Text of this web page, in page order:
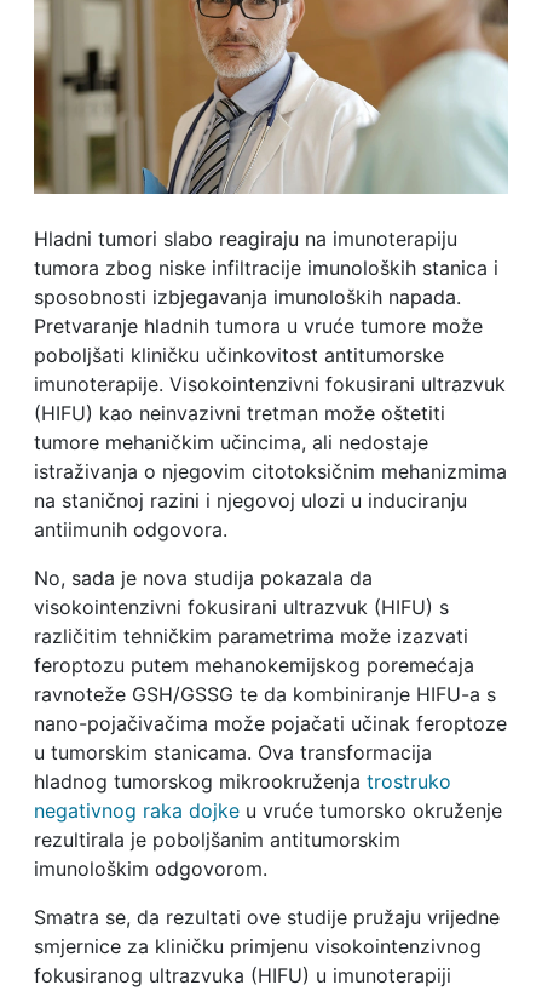
Hladni tumori slabo reagiraju na imunoterapiju
tumora zbog niske infiltracije imunoloških stanica i
sposobnosti izbjegavanja imunoloških napada.
Pretvaranje hladnih tumora u vruće tumore može
poboljšati kliničku učinkovitost antitumorske
imunoterapije. Visokointenzivni fokusirani ultrazvuk
(HIFU) kao neinvazivni tretman može oštetiti
tumore mehaničkim učincima, ali nedostaje
istraživanja o njegovim citotoksičnim mehanizmima
na staničnoj razini i njegovoj ulozi u induciranju
antiimunih odgovora.
No, sada je nova studija pokazala da
visokointenzivni fokusirani ultrazvuk (HIFU) s
različitim tehničkim parametrima može izazvati
feroptozu putem mehanokemijskog poremećaja
ravnoteže GSH/GSSG te da kombiniranje HIFU-a s
nano-pojačivačima može pojačati učinak feroptoze
u tumorskim stanicama. Ova transformacija
hladnog tumorskog mikrookruženja trostruko
negativnog raka dojkeu vruće tumorsko okruženje
rezultirala je poboljšanim antitumorskim
imunološkim odgovorom.
Smatra se, da rezultati ove studije pružaju vrijedne
smjernice za kliničku primjenu visokointenzivnog
fokusiranog ultrazvuka (HIFU) u imunoterapiji